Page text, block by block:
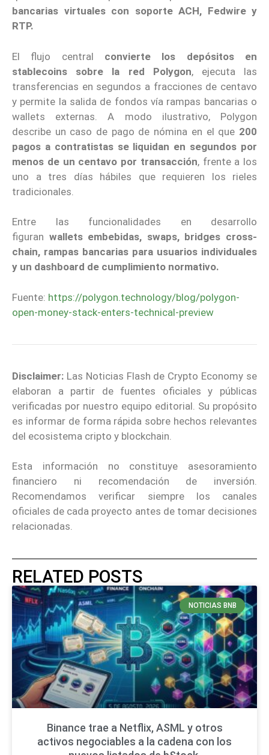
bancarias virtuales con soporte ACH, Fedwire y
RTP.
El flujo central convierte los depósitos en
stablecoins sobre la red Polygon, ejecuta las
transferencias en segundos a fracciones de centavo
y permite la salida de fondos vía rampas bancarias o
wallets externas. A modo ilustrativo, Polygon
describe un caso de pago de nómina en el que 200
pagos a contratistas se liquidan en segundos por
menos de un centavo por transacción, frente a los
uno a tres días hábiles que requieren los rieles
tradicionales.
Entre las funcionalidades en desarrollo
figuran wallets embebidas, swaps, bridges cross-
chain, rampas bancarias para usuarios individuales
y un dashboard de cumplimiento normativo.
Fuente: https://polygon.technology/blog/polygon-
open-money-stack-enters-technical-preview
Disclaimer: Las Noticias Flash de Crypto Economy se
elaboran a partir de fuentes oficiales y públicas
verificadas por nuestro equipo editorial. Su propósito
es informar de forma rápida sobre hechos relevantes
del ecosistema cripto y blockchain.
Esta información no constituye asesoramiento
financiero ni recomendación de inversión.
Recomendamos verificar siempre los canales
oficiales de cada proyecto antes de tomar decisiones
relacionadas.
RELATED POSTS
NOTICIAS BNB
Binance trae a Netflix, ASML y otros
activos negociables a la cadena con los